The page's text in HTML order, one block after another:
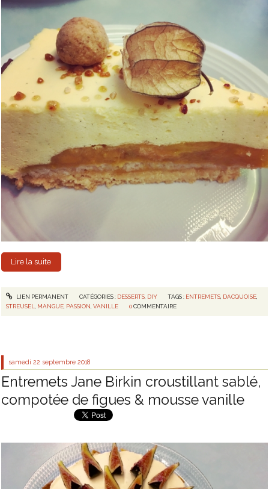
Lire la suite
LIEN PERMANENT CATÉGORIES : DESSERTS, DIY TAGS : ENTREMETS DACQUOISE
STREUSEL
MANGUE PASSION ,VANILLE 0 COMMENTAIRE
samedi 22 septembre 2018
Entremets Jane Birkin croustillant sablé,
compotée de figues & mousse vanille